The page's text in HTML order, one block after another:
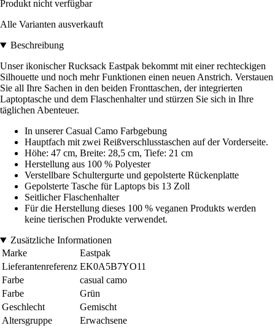
Produkt nicht verfügbar
Alle Varianten ausverkauft
Beschreibung
Unser ikonischer Rucksack Eastpak bekommt mit einer rechteckigen
Silhouette und noch mehr Funktionen einen neuen Anstrich. Verstauen
Sie all Ihre Sachen in den beiden Fronttaschen, der integrierten
Laptoptasche und dem Flaschenhalter und stürzen Sie sich in Ihre
täglichen Abenteuer.
In unserer Casual Camo Farbgebung
Hauptfach mit zwei Reißverschlusstaschen auf der Vorderseite.
Höhe: 47 cm, Breite: 28,5 cm, Tiefe: 21 cm
Herstellung aus 100 % Polyester
Verstellbare Schultergurte und gepolsterte Rückenplatte
Gepolsterte Tasche für Laptops bis 13 Zoll
Seitlicher Flaschenhalter
Für die Herstellung dieses 100 % veganen Produkts werden
keine tierischen Produkte verwendet.
Zusätzliche Informationen
Marke
Eastpak
Lieferantenreferenz EK0A5B7YO11
Farbe
casual camo
Farbe
Grün
Geschlecht
Gemischt
Altersgruppe
Erwachsene